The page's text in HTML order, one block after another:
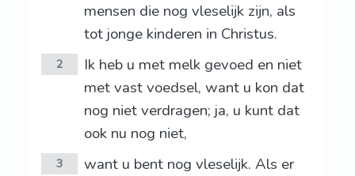
mensen die nog vleselijk zijn, als
tot jonge kinderen in Christus.
2
Ik heb u met melk gevoed en niet
met vast voedsel, want u kon dat
nog niet verdragen; ja, u kunt dat
ook nu nog niet,
3
want u bent nog vleselijk. Als er